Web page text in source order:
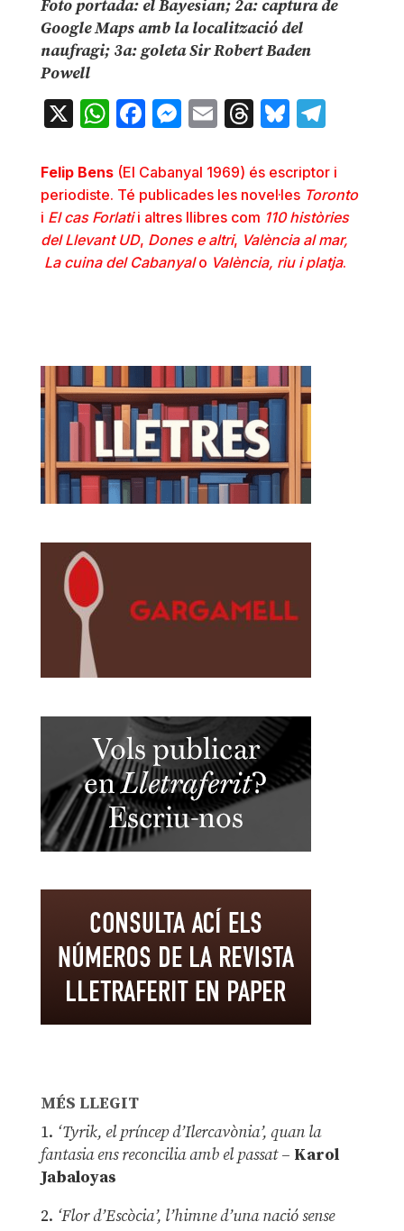
Foto portada: el Bayesian; 2a: captura de
Google Maps amb la localització del
naufragi; 3a: goleta Sir Robert Baden
Powell
X WhatsApp
Facebook
Messenger
EmailThreads
Bluesky
Felip Bens (El Cabanyal 1969) és escriptor i
periodiste. Té publicades les novel·les Toronto
i El cas Forlatii altres llibres com 110 històries
del Llevant UD, Dones e altri, València al mar,
La cuina del Cabanyalo València, riu i platja.
MÉS LLEGIT
1. ‘Tyrik, el príncep d’Ilercavònia’, quan la
fantasia ens reconcilia amb el passat– Karol
Jabaloyas
2. ‘Flor d’Escòcia’, l’himne d’una nació sense